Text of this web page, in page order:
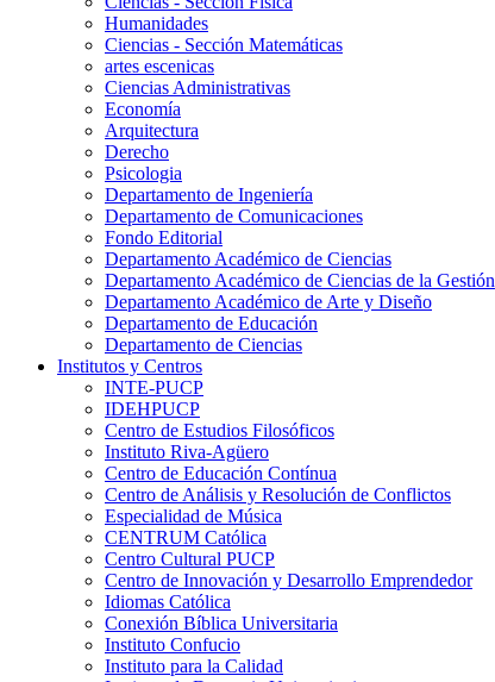
Humanidades
Ciencias - Sección Matemáticas
artes escenicas
Ciencias Administrativas
Economía
Arquitectura
Derecho
Psicologia
Departamento de Ingeniería
Departamento de Comunicaciones
Fondo Editorial
Departamento Académico de Ciencias
Departamento Académico de Ciencias de la Gestión
Departamento Académico de Arte y Diseño
Departamento de Educación
Departamento de Ciencias
Institutos y Centros
INTE-PUCP
IDEHPUCP
Centro de Estudios Filosóficos
Instituto Riva-Agüero
Centro de Educación Contínua
Centro de Análisis y Resolución de Conflictos
Especialidad de Música
CENTRUM Católica
Centro Cultural PUCP
Centro de Innovación y Desarrollo Emprendedor
Idiomas Católica
Conexión Bíblica Universitaria
Instituto Confucio
Instituto para la Calidad